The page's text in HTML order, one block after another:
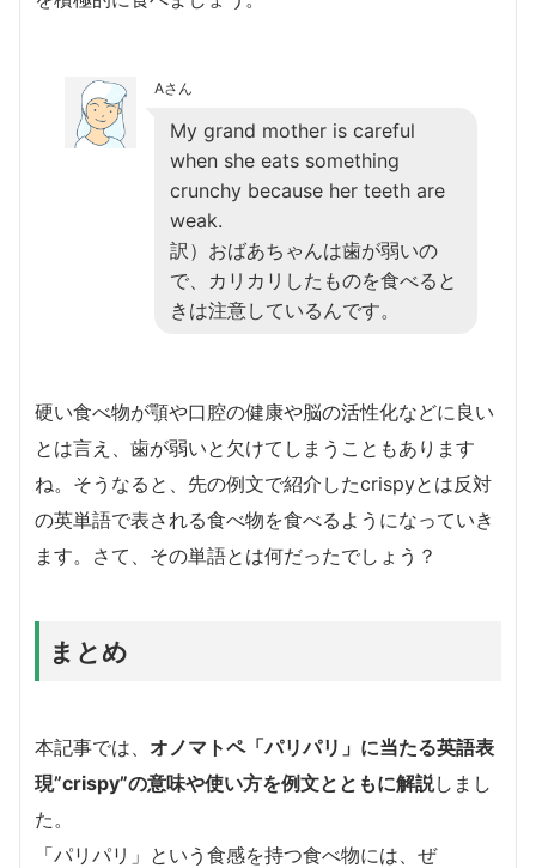
Aさん
My grand mother is careful
when she eats something
crunchy because her teeth are
weak.
訳）おばあちゃんは歯が弱いの
で、カリカリしたものを食べると
きは注意しているんです。
硬い食べ物が顎や口腔の健康や脳の活性化などに良い
とは言え、歯が弱いと欠けてしまうこともあります
ね。そうなると、先の例文で紹介したcrispyとは反対
の英単語で表される食べ物を食べるようになっていき
ます。さて、その単語とは何だったでしょう？
まとめ
本記事では、 オノマトペ「パリパリ」に当たる英語表
現”crispy”の意味や使い方を例文とともに解説しまし
た。
「パリパリ」という食感を持つ食べ物には、ぜ